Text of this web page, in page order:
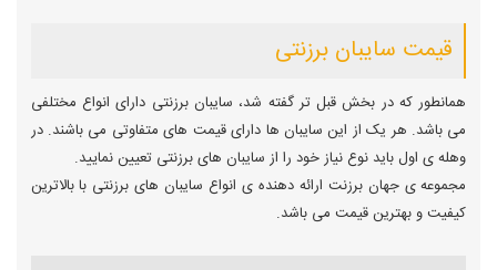
قیمت سایبان برزنتی
همانطور که در بخش قبل تر گفته شد، سایبان برزنتی دارای انواع مختلفی
می باشد. هر یک از این سایبان ها دارای قیمت های متفاوتی می باشند. در
وهله ی اول باید نوع نیاز خود را از سایبان های برزنتی تعیین نمایید.
مجموعه ی جهان برزنت ارائه دهنده ی انواع سایبان های برزنتی با بالاترین
کیفیت و بهترین قیمت می باشد.